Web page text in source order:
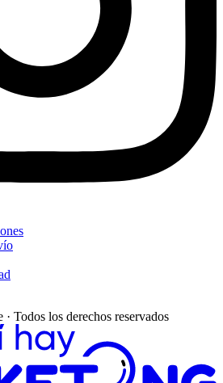
Todos los derechos reservados